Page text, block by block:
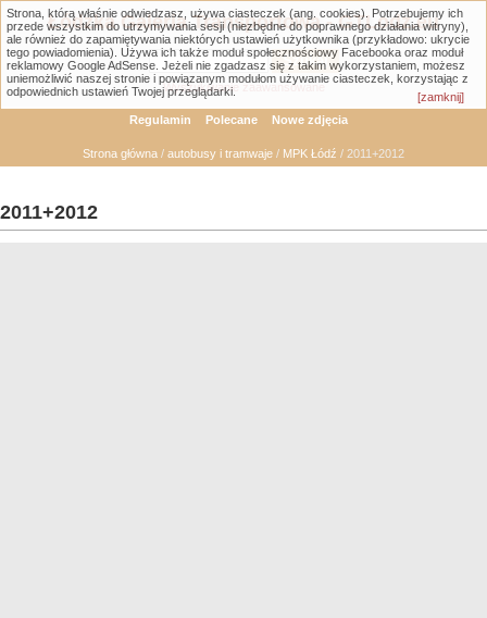
Łódzka Galeria Transportowa - GTLodz.eu
Wyszukiwanie zaawansowane
Regulamin Polecane Nowe zdjęcia
Strona główna / autobusy i tramwaje / MPK Łódź / 2011+2012
2011+2012
Strona, którą właśnie odwiedzasz, używa ciasteczek (ang. cookies). Potrzebujemy ich
przede wszystkim do utrzymywania sesji (niezbędne do poprawnego działania witryny),
ale również do zapamiętywania niektórych ustawień użytkownika (przykładowo: ukrycie
tego powiadomienia). Używa ich także moduł społecznościowy Facebooka oraz moduł
reklamowy Google AdSense. Jeżeli nie zgadzasz się z takim wykorzystaniem, możesz
uniemożliwić naszej stronie i powiązanym modułom używanie ciasteczek, korzystając z
odpowiednich ustawień Twojej przeglądarki.
[zamknij]